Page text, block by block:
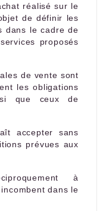
réalisé sur le
de définir les
dans le cadre de
proposés
de vente sont
les obligations
que ceux de
accepter sans
prévues aux
à
dans le